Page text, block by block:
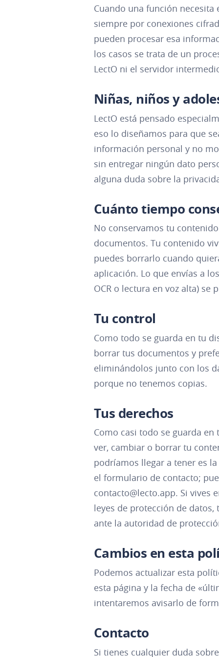
Cuando una función
siempre por conexiones
pueden procesar esa
los casos se trata de un
LectO ni el servidor
Niñas, niños y
LectO está pensado
eso lo diseñamos para que
información personal y no
sin entregar ningún dato
alguna duda sobre la
Cuánto tiempo
No conservamos tu
documentos. Tu contenido
puedes borrarlo cuando
aplicación. Lo que envías a
OCR o lectura en voz alta)
Tu control
Como todo se guarda en tu
borrar tus documentos y
eliminándolos junto con los
porque no tenemos copias.
Tus derechos
Como casi todo se guarda
ver, cambiar o borrar tu
podríamos llegar a tener es
el formulario de contacto;
contacto@lecto.app. Si vives
leyes de protección de
ante la autoridad de
Cambios en esta
Podemos actualizar esta
esta página y la fecha de
intentaremos avisarlo de
Contacto
Si tienes cualquier duda